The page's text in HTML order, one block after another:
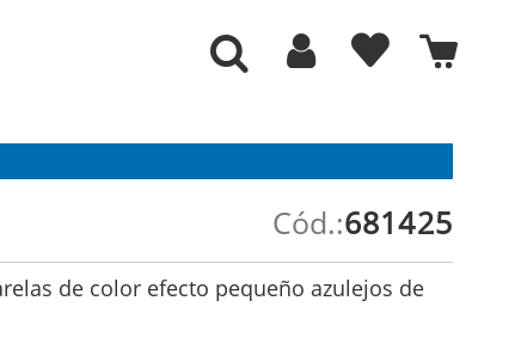
681425
Cód.:
de color efecto pequeño azulejos de